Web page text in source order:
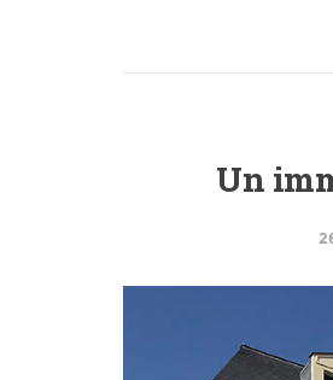
Un